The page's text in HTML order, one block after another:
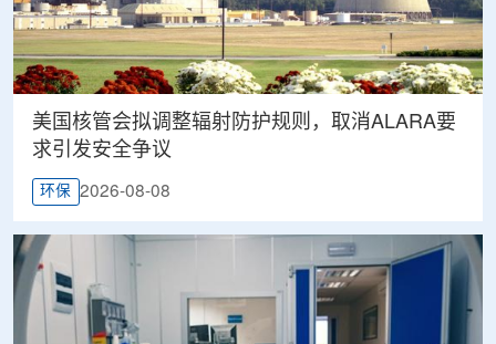
美国核管会拟调整辐射防护规则，取消ALARA要
求引发安全争议
环保 2026-08-08